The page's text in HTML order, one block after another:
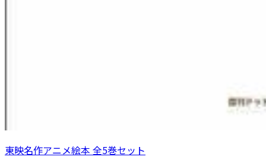
東映名作アニメ絵本 全5巻セット